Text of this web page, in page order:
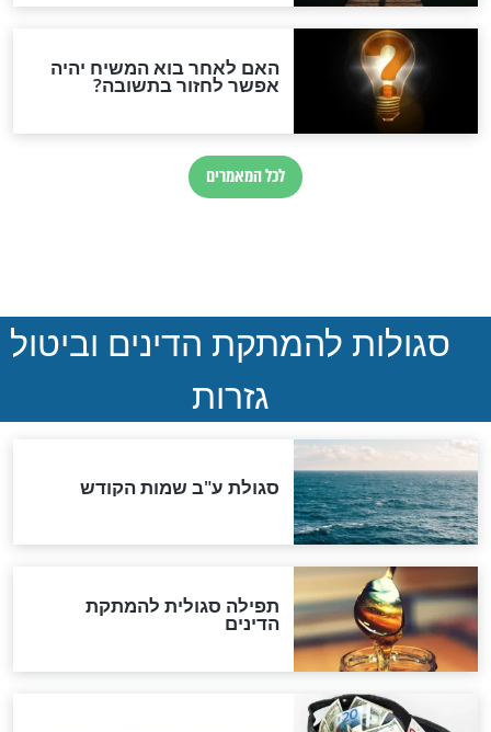
חדשות יהדות
הותר לפרסום: לוחמי מילואים
נהרגו בדרום לבנון
ואיראן: בלי שקיפות ועם הרבה
סימני שאלה
המסמך האבוד שנחשף
במרתפי מוסקבה: כתב היד
הנדיר של הרשב"ם התגלה
"מודה לקב"ה על כל השנים"